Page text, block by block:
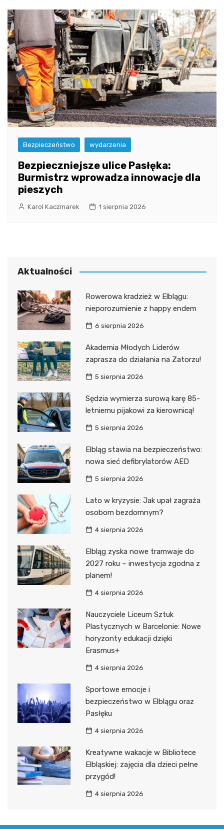
Bezpieczeństwo wydarzenia
Bezpieczniejsze ulice Pasłęka:
Burmistrz wprowadza innowacje dla
pieszych
Karol Kaczmarek 1 sierpnia 2026
Aktualności
Rowerowa kradzież w Elblągu:
nieporozumienie z happy endem
6 sierpnia 2026
Akademia Młodych Liderów
zaprasza do działania na Zatorzu!
5 sierpnia 2026
Sędzia wymierza surową karę 85-
letniemu pijakowi za kierownicą!
5 sierpnia 2026
Elbląg stawia na bezpieczeństwo:
nowa sieć defibrylatorów AED
5 sierpnia 2026
Lato w kryzysie: Jak upał zagraża
osobom bezdomnym?
4 sierpnia 2026
Elbląg zyska nowe tramwaje do
2027 roku – inwestycja zgodna z
planem!
4 sierpnia 2026
Nauczyciele Liceum Sztuk
Plastycznych w Barcelonie: Nowe
horyzonty edukacji dzięki
Erasmus+
4 sierpnia 2026
Sportowe emocje i
bezpieczeństwo w Elblągu oraz
Pasłęku
4 sierpnia 2026
Kreatywne wakacje w Bibliotece
Elbląskiej: zajęcia dla dzieci pełne
przygód!
4 sierpnia 2026